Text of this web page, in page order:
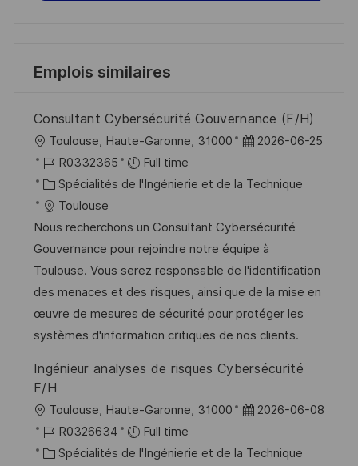
Emplois similaires
Consultant Cybersécurité Gouvernance (F/H)
o
c
a
l
i
s
a
t
i
n
Toulouse, Haute-Garonne, 31000
D
t
d
’
a
f
f
i
h
g
2026-06-25
R
é
f
é
r
e
n
c
e
u
s
R0332365
Full time
C
a
t
é
g
o
r
i
Spécialités de l'Ingénierie et de la Technique
Toulouse
Nous recherchons un Consultant Cybersécurité
Gouvernance pour rejoindre notre équipe à
Toulouse. Vous serez responsable de l'identification
des menaces et des risques, ainsi que de la mise en
œuvre de mesures de sécurité pour protéger les
systèmes d'information critiques de nos clients.
Ingénieur analyses de risques Cybersécurité
F/H
o
c
Toulouse, Haute-Garonne, 31000
D
t
2026-06-08
R
é
R0326634
Full time
C Spécialités de l'Ingénierie et de la Technique